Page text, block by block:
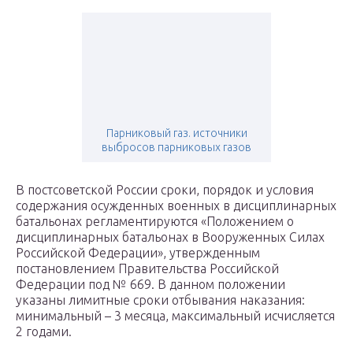
Парниковый газ. источники
выбросов парниковых газов
В постсоветской России сроки, порядок и условия
содержания осужденных военных в дисциплинарных
батальонах регламентируются «Положением о
дисциплинарных батальонах в Вооруженных Силах
Российской Федерации», утвержденным
постановлением Правительства Российской
Федерации под № 669. В данном положении
указаны лимитные сроки отбывания наказания:
минимальный – 3 месяца, максимальный исчисляется
2 годами.